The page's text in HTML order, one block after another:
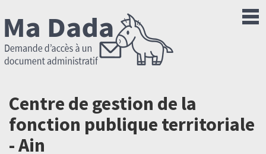
Centre de gestion de la
fonction publique territoriale
- Ain